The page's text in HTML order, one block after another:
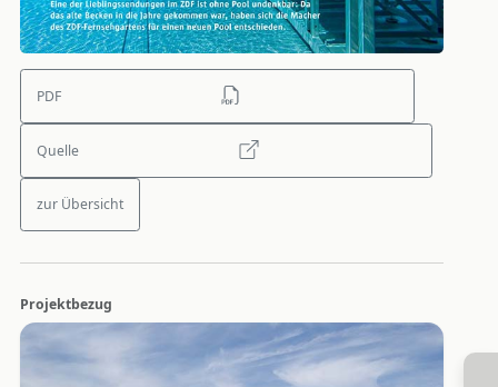
PDF
Quelle
zur Übersicht
Projektbezug